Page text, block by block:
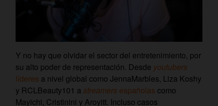
Y no hay que olvidar el sector del entretenimiento, por
su alto poder de representación. Desde youtubers
líderes a nivel global como JennaMarbles, Liza Koshy
y RCLBeauty101 a streamers españolas como
Mayichi, Cristinini y Aroyitt. Incluso casos